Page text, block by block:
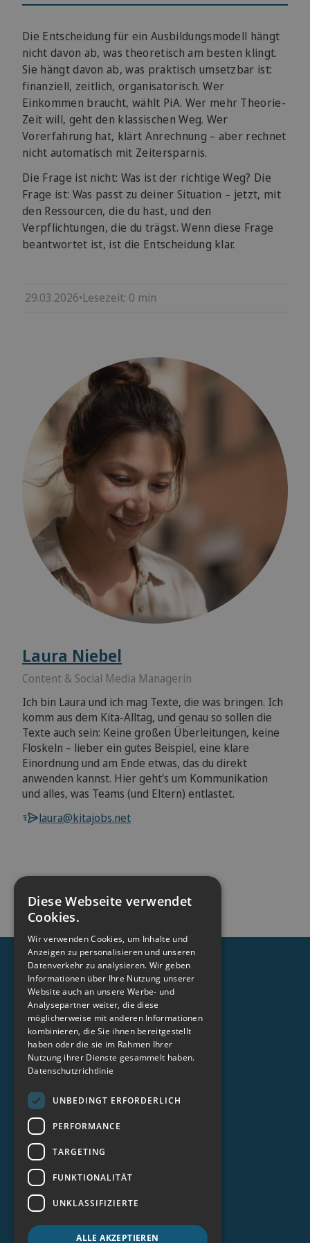
Die Entscheidung für ein Ausbildungsmodell hängt
nicht davon ab, was theoretisch am besten klingt.
Sie hängt davon ab, was praktisch umsetzbar ist:
finanziell, zeitlich, organisatorisch. Wer
Einkommen braucht, wählt PiA. Wer mehr Theorie-
Zeit will, geht den klassischen Weg. Wer
Vorerfahrung hat, klärt Anrechnung – aber rechnet
nicht automatisch mit Zeitersparnis.
Die Frage ist nicht: Was ist der richtige Weg? Die
Frage ist: Was passt zu deiner Situation – jetzt, mit
den Ressourcen, die du hast, und den
Verpflichtungen, die du trägst. Wenn diese Frage
beantwortet ist, ist die Entscheidung klar.
29.03.2026•Lesezeit: 0 min
Laura Niebel
Content & Social Media Managerin
Ich bin Laura und ich mag Texte, die was bringen. Ich
komm aus dem Kita-Alltag, und genau so sollen die
Texte auch sein: Keine großen Überleitungen, keine
Floskeln – lieber ein gutes Beispiel, eine klare
Einordnung und am Ende etwas, das du direkt
anwenden kannst. Hier geht's um Kommunikation
und alles, was Teams (und Eltern) entlastet.
laura@kitajobs.net
Jetzt Ihre Adresse prüfen.
Suchen
Jobsuchende
Arbeitgeber
Partnerprogramm
Über uns
Alle Standorte
Kontakt
Magazin
Plattform
Login Arbeitgeber
TalentPool.care
Impressum
Datenschutz
Diese Webseite verwendet
Cookies.
Wir verwenden Cookies, um Inhalte und
Anzeigen zu personalisieren und unseren
Datenverkehr zu analysieren. Wir geben
Informationen über Ihre Nutzung unserer
Website auch an unsere Werbe- und
Analysepartner weiter, die diese
möglicherweise mit anderen Informationen
kombinieren, die Sie ihnen bereitgestellt
haben oder die sie im Rahmen Ihrer
Nutzung ihrer Dienste gesammelt haben.
Datenschutzrichtlinie
UNBEDINGT ERFORDERLICH
PERFORMANCE
TARGETING
FUNKTIONALITÄT
UNKLASSIFIZIERTE
ALLE AKZEPTIEREN